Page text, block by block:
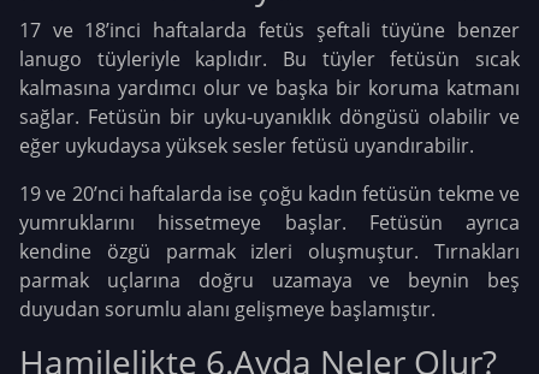
17 ve 18’inci haftalarda fetüs şeftali tüyüne benzer
lanugo tüyleriyle kaplıdır. Bu tüyler fetüsün sıcak
kalmasına yardımcı olur ve başka bir koruma katmanı
sağlar. Fetüsün bir uyku-uyanıklık döngüsü olabilir ve
eğer uykudaysa yüksek sesler fetüsü uyandırabilir.
19 ve 20’nci haftalarda ise çoğu kadın fetüsün tekme ve
yumruklarını hissetmeye başlar. Fetüsün ayrıca
kendine özgü parmak izleri oluşmuştur. Tırnakları
parmak uçlarına doğru uzamaya ve beynin beş
duyudan sorumlu alanı gelişmeye başlamıştır.
Hamilelikte 6.Ayda Neler Olur?